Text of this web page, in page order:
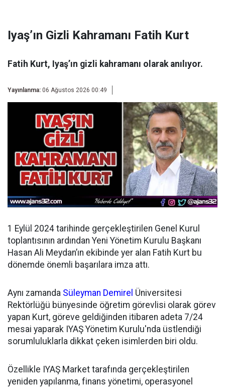
Iyaş’ın Gizli Kahramanı Fatih Kurt
Fatih Kurt, Iyaş’ın gizli kahramanı olarak anılıyor.
Yayınlanma: 06 Ağustos 2026 00:49
1 Eylül 2024 tarihinde gerçekleştirilen Genel Kurul
toplantısının ardından Yeni Yönetim Kurulu Başkanı
Hasan Ali Meydan’ın ekibinde yer alan Fatih Kurt bu
dönemde önemli başarılara imza attı.
Aynı zamanda Süleyman Demirel Üniversitesi
Rektörlüğü bünyesinde öğretim görevlisi olarak görev
yapan Kurt, göreve geldiğinden itibaren adeta 7/24
mesai yaparak IYAŞ Yönetim Kurulu'nda üstlendiği
sorumluluklarla dikkat çeken isimlerden biri oldu.
Özellikle IYAŞ Market tarafında gerçekleştirilen
yeniden yapılanma, finans yönetimi, operasyonel